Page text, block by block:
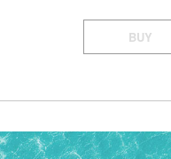
BUY